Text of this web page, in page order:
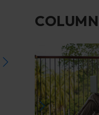
COLUMN